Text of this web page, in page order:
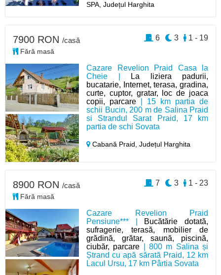
SPA, Județul Harghita
Cazare Revelion Praid Casa la
Cheie |
La liziera padurii,
bucatarie, Internet, terasa, gradina,
curte, cuptor, gratar, loc de joaca
copii, parcare | 15 km partia de
schii Bucin, 200 m de Salina Praid
si Strandul Sarat Praid, 17 km
partia de schi Sovata
Cabană Praid,Județul Harghita
7900 RON /casă
Fără masă
1 - 19
3
6
Cazare Revelion Praid
Pensiune*** | Bucătărie dotată,
sufragerie, terasă, mobilier de
grădină, grătar, saună, piscină,
ciubăr, parcare | 800 m Salina și
Ștrand cu apă sărată Praid, 12 km
Lacul Ursu, 17 km Pârtia Sovata
8900 RON /casă
Fără masă
1 - 23
3
7